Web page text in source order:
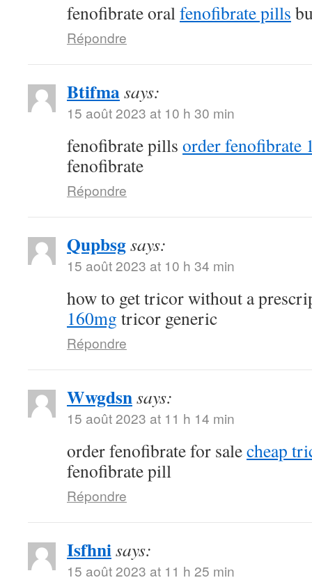
fenofibrate oralfenofibrate pills
Répondre
Btifmasays:
15 août 2023 at 10 h 30 min
fenofibrate pills order fenofibrate
fenofibrate
Répondre
Qupbsgsays:
15 août 2023 at 10 h 34 min
how to get tricor without a
160mg tricor generic
Répondre
Wwgdsnsays:
15 août 2023 at 11 h 14 min
order fenofibrate for salecheap
fenofibrate pill
Répondre
Isfhnisays:
15 août 2023 at 11 h 25 min